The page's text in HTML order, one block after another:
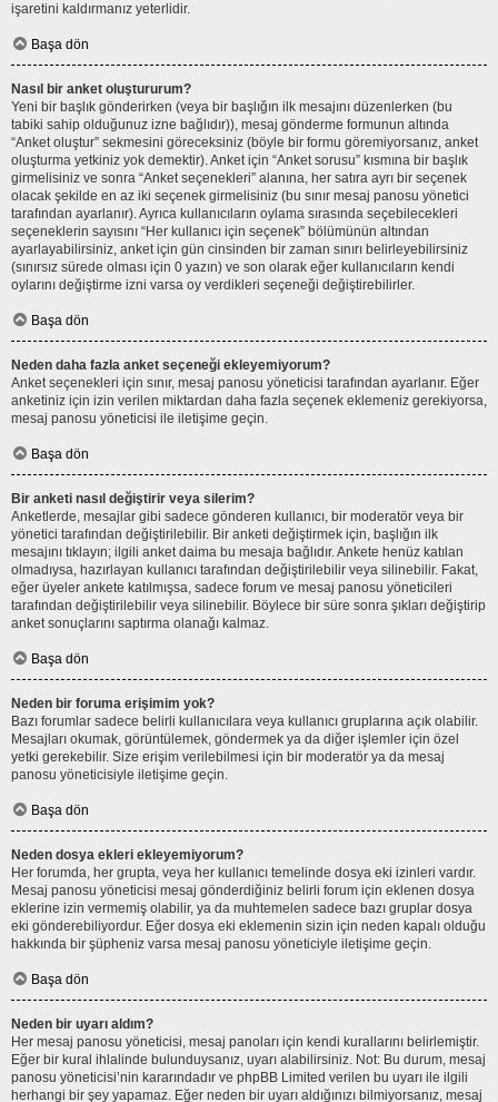
işaretini kaldırmanız yeterlidir.
Başa dön
Nasıl bir anket oluştururum?
Yeni bir başlık gönderirken (veya bir başlığın ilk mesajını düzenlerken (bu
tabiki sahip olduğunuz izne bağlıdır)), mesaj gönderme formunun altında
“Anket oluştur” sekmesini göreceksiniz (böyle bir formu göremiyorsanız, anket
oluşturma yetkiniz yok demektir). Anket için “Anket sorusu” kısmına bir başlık
girmelisiniz ve sonra “Anket seçenekleri” alanına, her satıra ayrı bir seçenek
olacak şekilde en az iki seçenek girmelisiniz (bu sınır mesaj panosu yönetici
tarafından ayarlanır). Ayrıca kullanıcıların oylama sırasında seçebilecekleri
seçeneklerin sayısını “Her kullanıcı için seçenek” bölümünün altından
ayarlayabilirsiniz, anket için gün cinsinden bir zaman sınırı belirleyebilirsiniz
(sınırsız sürede olması için 0 yazın) ve son olarak eğer kullanıcıların kendi
oylarını değiştirme izni varsa oy verdikleri seçeneği değiştirebilirler.
Başa dön
Neden daha fazla anket seçeneği ekleyemiyorum?
Anket seçenekleri için sınır, mesaj panosu yöneticisi tarafından ayarlanır. Eğer
anketiniz için izin verilen miktardan daha fazla seçenek eklemeniz gerekiyorsa,
mesaj panosu yöneticisi ile iletişime geçin.
Başa dön
Bir anketi nasıl değiştirir veya silerim?
Anketlerde, mesajlar gibi sadece gönderen kullanıcı, bir moderatör veya bir
yönetici tarafından değiştirilebilir. Bir anketi değiştirmek için, başlığın ilk
mesajını tıklayın; ilgili anket daima bu mesaja bağlıdır. Ankete henüz katılan
olmadıysa, hazırlayan kullanıcı tarafından değiştirilebilir veya silinebilir. Fakat,
eğer üyeler ankete katılmışsa, sadece forum ve mesaj panosu yöneticileri
tarafından değiştirilebilir veya silinebilir. Böylece bir süre sonra şıkları değiştirip
anket sonuçlarını saptırma olanağı kalmaz.
Başa dön
Neden bir foruma erişimim yok?
Bazı forumlar sadece belirli kullanıcılara veya kullanıcı gruplarına açık olabilir.
Mesajları okumak, görüntülemek, göndermek ya da diğer işlemler için özel
yetki gerekebilir. Size erişim verilebilmesi için bir moderatör ya da mesaj
panosu yöneticisiyle iletişime geçin.
Başa dön
Neden dosya ekleri ekleyemiyorum?
Her forumda, her grupta, veya her kullanıcı temelinde dosya eki izinleri vardır.
Mesaj panosu yöneticisi mesaj gönderdiğiniz belirli forum için eklenen dosya
eklerine izin vermemiş olabilir, ya da muhtemelen sadece bazı gruplar dosya
eki gönderebiliyordur. Eğer dosya eki eklemenin sizin için neden kapalı olduğu
hakkında bir şüpheniz varsa mesaj panosu yöneticiyle iletişime geçin.
Başa dön
Neden bir uyarı aldım?
Her mesaj panosu yöneticisi, mesaj panoları için kendi kurallarını belirlemiştir.
Eğer bir kural ihlalinde bulunduysanız, uyarı alabilirsiniz. Not: Bu durum, mesaj
panosu yöneticisi’nin kararındadır ve phpBB Limited verilen bu uyarı ile ilgili
herhangi bir şey yapamaz. Eğer neden bir uyarı aldığınızı bilmiyorsanız, mesaj